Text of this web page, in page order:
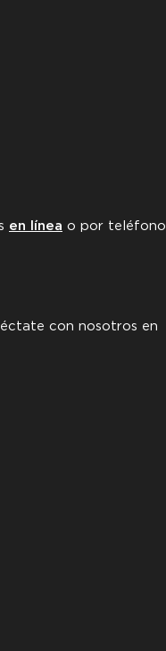
en línea o por teléfono
con nosotros en